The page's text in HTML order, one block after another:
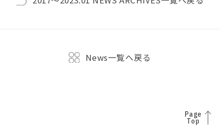
News一覧へ戻る
Page
Top